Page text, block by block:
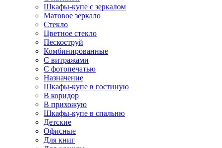
Шкафы-купе с зеркалом
Матовое зеркало
Стекло
Цветное стекло
Пескоструй
Комбинированные
С витражами
С фотопечатью
Назначение
Шкафы-купе в гостиную
В коридор
В прихожую
Шкафы-купе в спальню
Детские
Офисные
Для книг